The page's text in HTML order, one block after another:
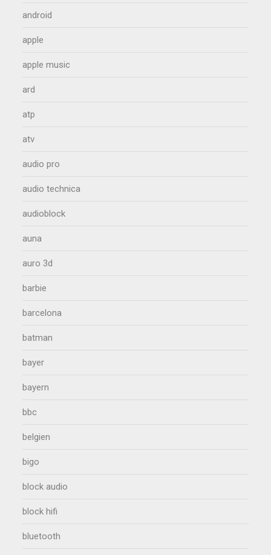
android
apple
apple music
ard
atp
atv
audio pro
audio technica
audioblock
auna
auro 3d
barbie
barcelona
batman
bayer
bayern
bbc
belgien
bigo
block audio
block hifi
bluetooth